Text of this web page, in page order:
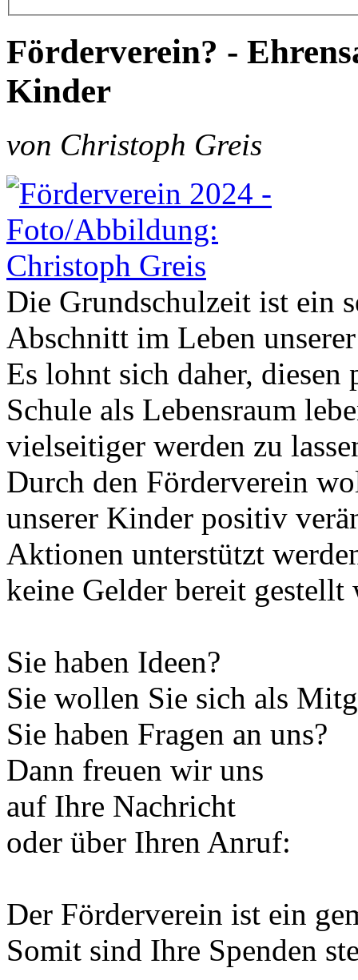
Förderverein? -
Kinder
von Christoph Greis
Die Grundschulzeit ist ein
Abschnitt im Leben
Es lohnt sich daher,
Schule als Lebensraum
vielseitiger werden zu
Durch den Förderverein
unserer Kinder positiv
Aktionen unterstützt
keine Gelder bereit gestellt
Sie haben Ideen?
Sie wollen Sie sich als
Sie haben Fragen an uns?
Dann freuen wir uns
auf Ihre Nachricht
oder über Ihren Anruf:
Der Förderverein ist ein
Somit sind Ihre Spenden